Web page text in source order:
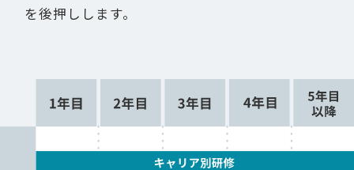
を後押しします。